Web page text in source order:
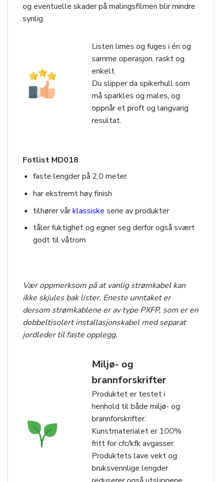
og eventuelle skader på malingsfilmen blir mindre
synlig.
Listen limes og fuges i én og
samme operasjon, raskt og
enkelt.
Du slipper da spikerhull som
må sparkles og males, og
oppnår et proft og langvarig
resultat.
Fotlist MD018
faste lengder på 2,0 meter
har ekstremt høy finish
tilhører vårklassiske serie av produkter
tåler fuktighet og egner seg derfor også svært
godt til våtrom
Vær oppmerksom på at vanlig strømkabel kan
ikke skjules bak lister. Eneste unntaket er
dersom strømkablene er av type PXFP, som er en
dobbeltisolert installasjonskabel med separat
jordleder til faste opplegg.
Miljø- og
brannforskrifter
Produktet er testet i
henhold til både miljø- og
brannforskrifter.
Kunstmaterialet er 100%
fritt for cfc/kfk avgasser.
Produktets lave vekt og
bruksvennlige lengder